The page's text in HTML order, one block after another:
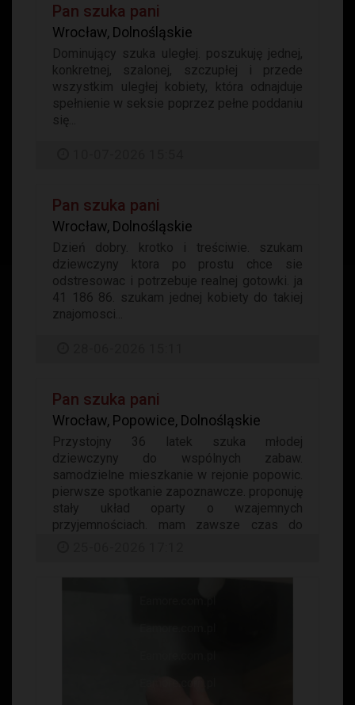
Pan szuka pani
Wrocław, Dolnośląskie
Dominujący szuka uległej. poszukuję jednej,
konkretnej, szalonej, szczupłej i przede
wszystkim uległej kobiety, która odnajduje
spełnienie w seksie poprzez pełne poddaniu
się...
Pan szuka pani
Wrocław, Dolnośląskie
Dzień dobry. krotko i treściwie. szukam
dziewczyny ktora po prostu chce sie
odstresowac i potrzebuje realnej gotowki. ja
41 186 86. szukam jednej kobiety do takiej
znajomosci...
Pan szuka pani
Wrocław, Popowice, Dolnośląskie
Przystojny 36 latek szuka młodej
dziewczyny do wspólnych zabaw.
samodzielne mieszkanie w rejonie popowic.
pierwsze spotkanie zapoznawcze. proponuję
stały układ oparty o wzajemnych
przyjemnościach. mam zawsze czas do